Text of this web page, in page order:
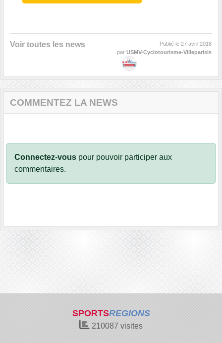
Voir toutes les news Publié le 27 avril 2018
par USMV-Cyclotourisme-Villeparisis
COMMENTEZ LA NEWS
Connectez-vous pour pouvoir participer aux
commentaires.
SPORTSREGIONS
210087 visites